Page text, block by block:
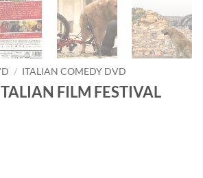
/ ITALIAN COMEDY DVD
FILM FESTIVAL